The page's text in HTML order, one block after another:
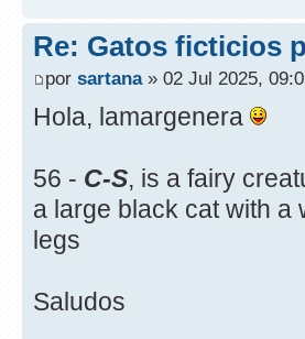
Re: Gatos ficticios
por sartana» 02 Jul 2025,
Hola, lamargenera
56 - C-S, is a fairy
a large black cat with a
legs
Saludos